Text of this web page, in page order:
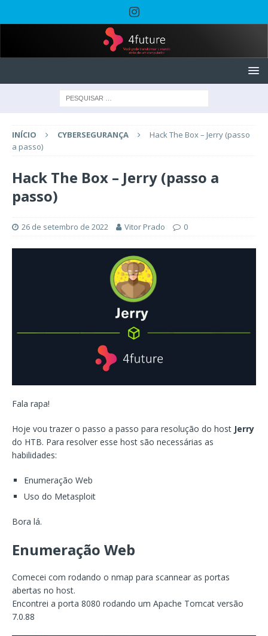
INÍCIO CYBERSEGURANÇA
Hack The Box – Jerry (passo
a passo)
Hack The Box – Jerry (passo a
passo)
26 de setembro de 2022 Vitor Prado 0
Fala rapa!
Hoje vou trazer o passo a passo para resolução do host Jerry
do HTB. Para resolver esse host são necessárias as
habilidades:
Enumeração Web
Uso do Metasploit
Bora lá.
Enumeração Web
Comecei com rodando o nmap para scannear as portas
abertas no host.
Encontrei a porta 8080 rodando um Apache Tomcat versão
7.0.88